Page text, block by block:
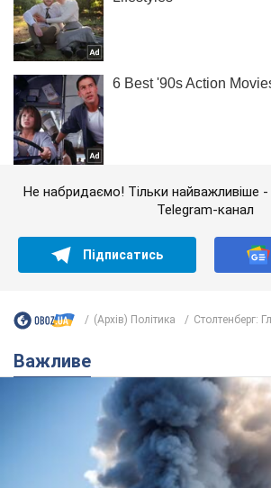
Не набридаємо! Тільки найважливіше -
Telegram-канал
Підписатись
(Архів) Політика Столтенберг:
Важливе